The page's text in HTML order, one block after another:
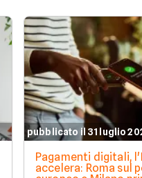
pubblicato il 31 luglio
Pagamenti digitali,
accelera: Roma sul